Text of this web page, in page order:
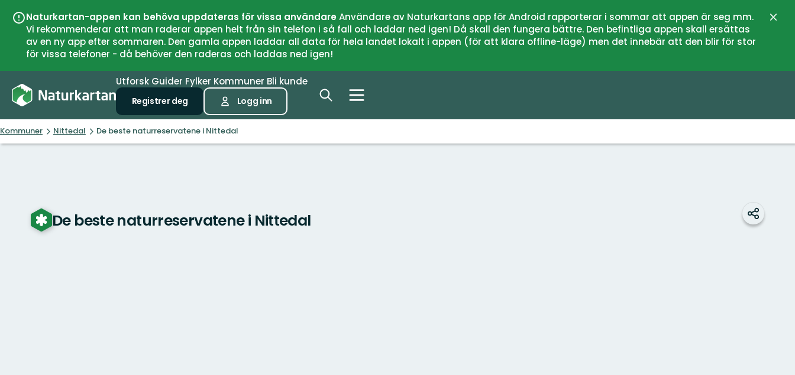
Naturkartan-appen kan behöva uppdateras för vissa användareAnvändare av Naturkartans app för Android rapporterar i sommar att appen är seg mm.
Vi rekommenderar att man raderar appen helt från sin telefon i så fall och laddar ned igen! Då skall den fungera bättre. Den befintliga appen skall ersättas
av en ny app efter sommaren. Den gamla appen laddar all data för hela landet lokalt i appen (för att klara offline-läge) men det innebär att den blir för stor
för vissa telefoner - då behöver den raderas och laddas ned igen!
Lukk
Utforsk Guider Fylker Kommuner Bli kunde
Registrer deg Logg inn
Kommuner Nittedal De beste naturreservatene i Nittedal
De beste naturreservatene i Nittedal Del